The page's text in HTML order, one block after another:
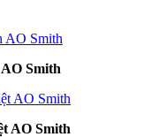
Smith
AO Smith